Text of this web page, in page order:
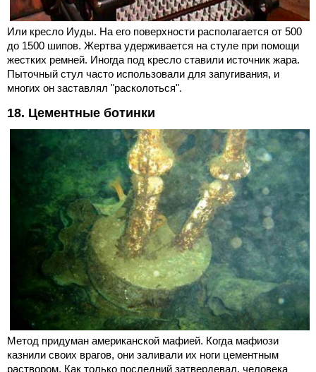
Или кресло Иуды. На его поверхности располагается от 500
до 1500 шипов. Жертва удерживается на стуле при помощи
жестких ремней. Иногда под кресло ставили источник жара.
Пыточный стул часто использовали для запугивания, и
многих он заставлял "расколоться".
18. Цементные ботинки
Метод придуман американской мафией. Когда мафиози
казнили своих врагов, они заливали их ноги цементным
раствором. Как только последний затвердевал, человека